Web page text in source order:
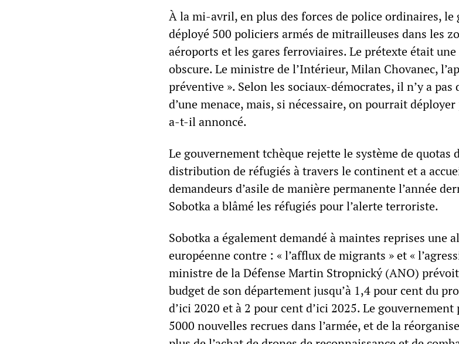
À la mi-avril, en plus des forces de police ordinaires, le
déployé 500 policiers armés de mitrailleuses dans les
aéroports et les gares ferroviaires. Le prétexte était
obscure. Le ministre de l’Intérieur, Milan Chovanec,
préventive ». Selon les sociaux-démocrates, il n’y a
d’une menace, mais, si nécessaire, on pourrait
a-t-il annoncé.
Le gouvernement tchèque rejette le système de quotas
distribution de réfugiés à travers le continent et a
demandeurs d’asile de manière permanente l’année
Sobotka a blâmé les réfugiés pour l’alerte terroriste.
Sobotka a également demandé à maintes reprises une
européenne contre : « l’afflux de migrants » et «
ministre de la Défense Martin Stropnický (ANO)
budget de son département jusqu’à 1,4 pour cent du
d’ici 2020 et à 2 pour cent d’ici 2025. Le gouvernement
5000 nouvelles recrues dans l’armée, et de la